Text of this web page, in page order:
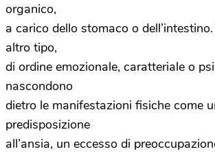
organico,
a carico dello stomaco o
altro tipo,
di ordine emozionale, caratteriale o
nascondono
dietro le manifestazioni fisiche come
predisposizione
all’ansia, un eccesso di